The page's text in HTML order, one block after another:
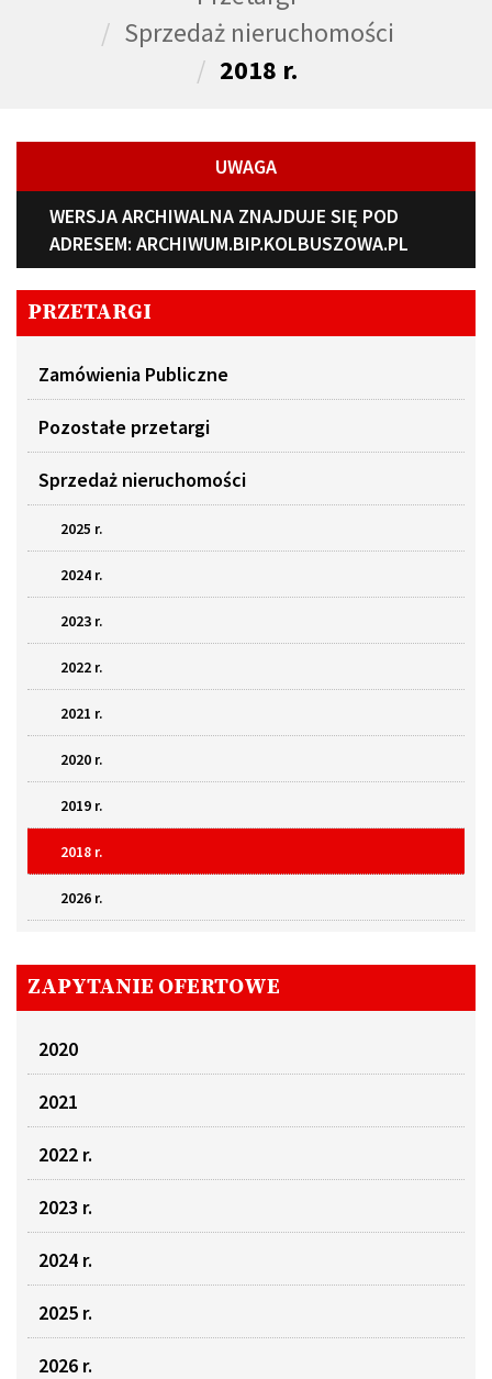
Sprzedaż nieruchomości
2018 r.
UWAGA
WERSJA ARCHIWALNA ZNAJDUJE SIĘ POD
ADRESEM: ARCHIWUM.BIP.KOLBUSZOWA.PL
PRZETARGI
Zamówienia Publiczne
Pozostałe przetargi
Sprzedaż nieruchomości
2025 r.
2024 r.
2023 r.
2022 r.
2021 r.
2020 r.
2019 r.
2018 r.
2026 r.
ZAPYTANIE OFERTOWE
2020
2021
2022 r.
2023 r.
2024 r.
2025 r.
2026 r.